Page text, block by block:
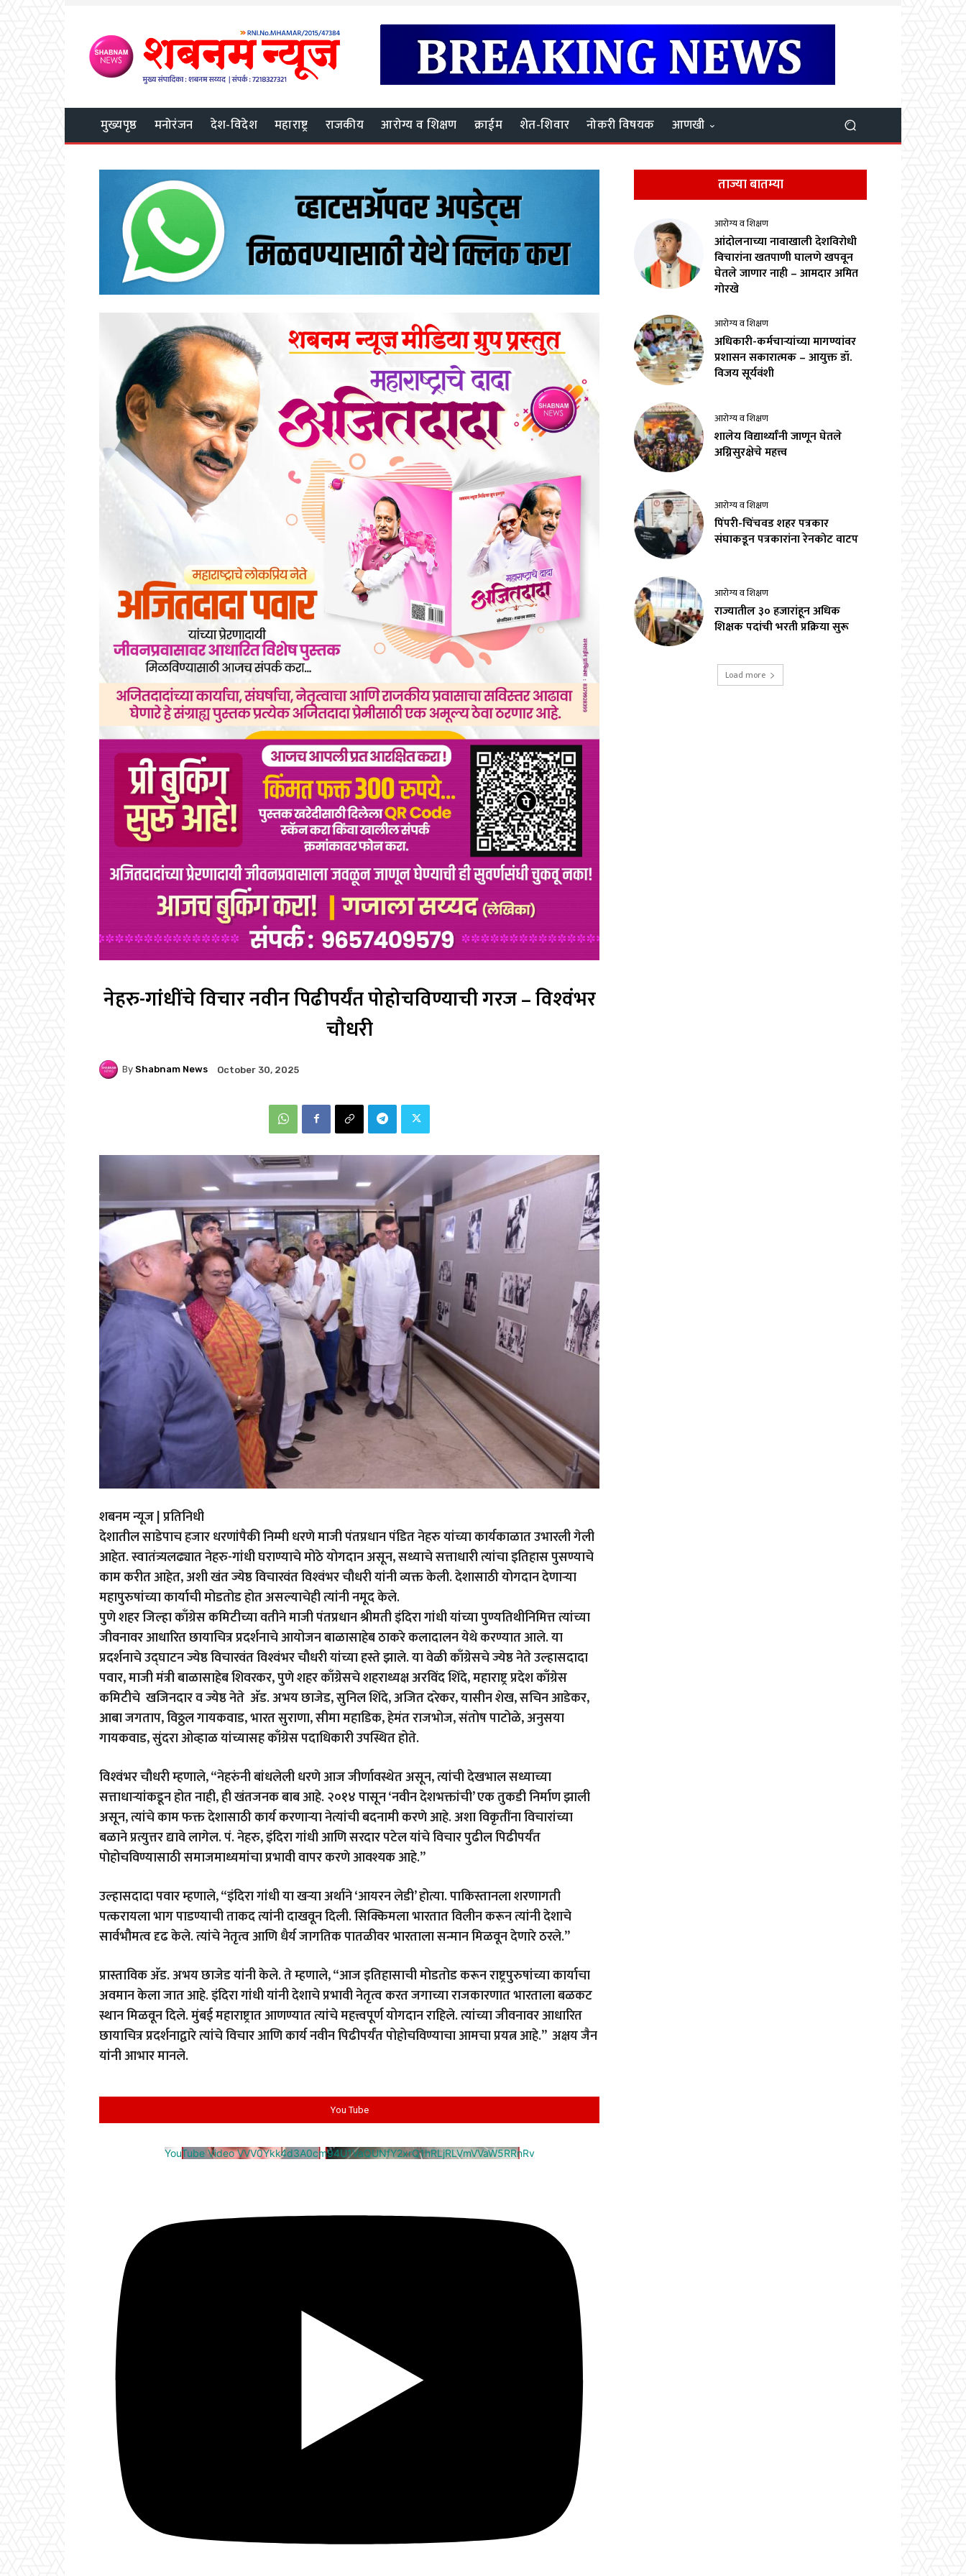
मुख्यपृष्ठ मनोरंजन देश-विदेश महाराष्ट्र राजकीय आरोग्य व शिक्षण क्राईम शेत-शिवार नोकरी विषयक आणखी
नेहरु-गांधींचे विचार नवीन पिढीपर्यंत पोहोचविण्याची गरज – विश्‍वंभर
चौधरी
By Shabnam News October 30, 2025
शबनम न्यूज | प्रतिनिधी
देशातील साडेपाच हजार धरणांपैकी निम्मी धरणे माजी पंतप्रधान पंडित नेहरु यांच्या कार्यकाळात उभारली गेली
आहेत. स्वातंत्र्यलढ्यात नेहरु-गांधी घराण्याचे मोठे योगदान असून, सध्याचे सत्ताधारी त्यांचा इतिहास पुसण्याचे
काम करीत आहेत, अशी खंत ज्येष्ठ विचारवंत विश्‍वंभर चौधरी यांनी व्यक्त केली. देशासाठी योगदान देणाऱ्या
महापुरुषांच्या कार्याची मोडतोड होत असल्याचेही त्यांनी नमूद केले.
पुणे शहर जिल्हा काँग्रेस कमिटीच्या वतीने माजी पंतप्रधान श्रीमती इंदिरा गांधी यांच्या पुण्यतिथीनिमित्त त्यांच्या
जीवनावर आधारित छायाचित्र प्रदर्शनाचे आयोजन बाळासाहेब ठाकरे कलादालन येथे करण्यात आले. या
प्रदर्शनाचे उद्घाटन ज्येष्ठ विचारवंत विश्‍वंभर चौधरी यांच्या हस्ते झाले. या वेळी काँग्रेसचे ज्येष्ठ नेते उल्हासदादा
पवार, माजी मंत्री बाळासाहेब शिवरकर, पुणे शहर काँग्रेसचे शहराध्यक्ष अरविंद शिंदे, महाराष्ट्र प्रदेश काँग्रेस
कमिटीचे खजिनदार व ज्येष्ठ नेते अ‍ॅड. अभय छाजेड, सुनिल शिंदे, अजित दरेकर, यासीन शेख, सचिन आडेकर,
आबा जगताप, विठ्ठल गायकवाड, भारत सुराणा, सीमा महाडिक, हेमंत राजभोज, संतोष पाटोळे, अनुसया
गायकवाड, सुंदरा ओव्हाळ यांच्यासह काँग्रेस पदाधिकारी उपस्थित होते.
विश्‍वंभर चौधरी म्हणाले, “नेहरुंनी बांधलेली धरणे आज जीर्णावस्थेत असून, त्यांची देखभाल सध्याच्या
सत्ताधाऱ्यांकडून होत नाही, ही खंतजनक बाब आहे. २०१४ पासून ‘नवीन देशभक्तांची’ एक तुकडी निर्माण झाली
असून, त्यांचे काम फक्त देशासाठी कार्य करणाऱ्या नेत्यांची बदनामी करणे आहे. अशा विकृतींना विचारांच्या
बळाने प्रत्युत्तर द्यावे लागेल. पं. नेहरु, इंदिरा गांधी आणि सरदार पटेल यांचे विचार पुढील पिढीपर्यंत
पोहोचविण्यासाठी समाजमाध्यमांचा प्रभावी वापर करणे आवश्यक आहे.”
उल्हासदादा पवार म्हणाले, “इंदिरा गांधी या खऱ्या अर्थाने ‘आयरन लेडी’ होत्या. पाकिस्तानला शरणागती
पत्करायला भाग पाडण्याची ताकद त्यांनी दाखवून दिली. सिक्किमला भारतात विलीन करून त्यांनी देशाचे
सार्वभौमत्व दृढ केले. त्यांचे नेतृत्व आणि धैर्य जागतिक पातळीवर भारताला सन्मान मिळवून देणारे ठरले.”
प्रास्ताविक अ‍ॅड. अभय छाजेड यांनी केले. ते म्हणाले, “आज इतिहासाची मोडतोड करून राष्ट्रपुरुषांच्या कार्याचा
अवमान केला जात आहे. इंदिरा गांधी यांनी देशाचे प्रभावी नेतृत्व करत जगाच्या राजकारणात भारताला बळकट
स्थान मिळवून दिले. मुंबई महाराष्ट्रात आणण्यात त्यांचे महत्त्वपूर्ण योगदान राहिले. त्यांच्या जीवनावर आधारित
छायाचित्र प्रदर्शनाद्वारे त्यांचे विचार आणि कार्य नवीन पिढीपर्यंत पोहोचविण्याचा आमचा प्रयत्न आहे.” अक्षय जैन
यांनी आभार मानले.
You Tube
YouTube Video VVV0Ykk4d3A0cm94U1VaQUNfY2xrQ1hRLjRLVmVVaW5RRnRv
ताज्या बातम्या
आरोग्य व शिक्षण
आंदोलनाच्या नावाखाली देशविरोधी
विचारांना खतपाणी घालणे खपवून
घेतले जाणार नाही – आमदार अमित
गोरखे
आरोग्य व शिक्षण
अधिकारी-कर्मचाऱ्यांच्या मागण्यांवर
प्रशासन सकारात्मक – आयुक्त डॉ.
विजय सूर्यवंशी
आरोग्य व शिक्षण
शालेय विद्यार्थ्यांनी जाणून घेतले
अग्निसुरक्षेचे महत्त्व
आरोग्य व शिक्षण
पिंपरी-चिंचवड शहर पत्रकार
संघाकडून पत्रकारांना रेनकोट वाटप
आरोग्य व शिक्षण
राज्यातील ३० हजारांहून अधिक
शिक्षक पदांची भरती प्रक्रिया सुरू
Load more